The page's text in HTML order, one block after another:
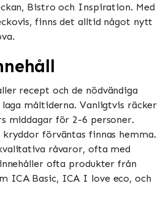
Bistro och Inspiration​​​​. Med
finns det alltid något nytt
recept och de nödvändiga
måltiderna. Vanligtvis räcker
middagar för 2-6 personer.
förväntas finnas hemma​​.
råvaror, ofta med
ofta produkter från
ICA Basic, ICA I love eco, och